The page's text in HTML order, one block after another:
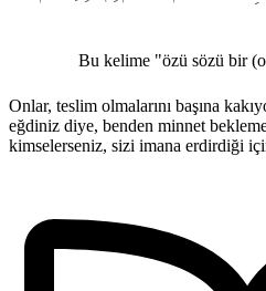
Bu kelime "özü sözü bir
Onlar, teslim olmalarını başına
eğdiniz diye, benden minnet
kimselerseniz, sizi imana erdirdiği